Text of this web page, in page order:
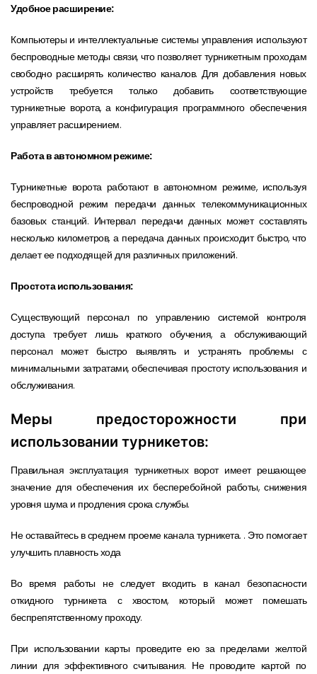
Удобное расширение:
Компьютеры и интеллектуальные системы управления используют
беспроводные методы связи, что позволяет турникетным проходам
свободно расширять количество каналов. Для добавления новых
устройств требуется только добавить соответствующие
турникетные ворота, а конфигурация программного обеспечения
управляет расширением.
Работа в автономном режиме:
Турникетные ворота работают в автономном режиме, используя
беспроводной режим передачи данных телекоммуникационных
базовых станций. Интервал передачи данных может составлять
несколько километров, а передача данных происходит быстро, что
делает ее подходящей для различных приложений.
Простота использования:
Существующий персонал по управлению системой контроля
доступа требует лишь краткого обучения, а обслуживающий
персонал может быстро выявлять и устранять проблемы с
минимальными затратами, обеспечивая простоту использования и
обслуживания.
Меры предосторожности при
использовании турникетов:
Правильная эксплуатация турникетных ворот имеет решающее
значение для обеспечения их бесперебойной работы, снижения
уровня шума и продления срока службы.
Не оставайтесь в среднем проеме канала турникета. . Это помогает
улучшить плавность хода
Во время работы не следует входить в канал безопасности
откидного турникета с хвостом, который может помешать
беспрепятственному проходу.
При использовании карты проведите ею за пределами желтой
линии для эффективного считывания. Не проводите картой по